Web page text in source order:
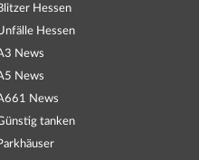
Hessen
Hessen
News
News
News
tanken